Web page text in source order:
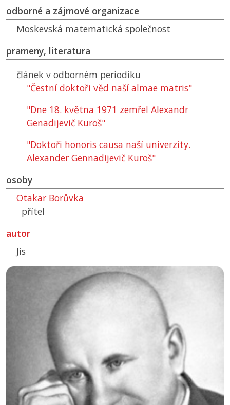
odborné a zájmové organizace
Moskevská matematická společnost
prameny, literatura
článek v odborném periodiku
"Čestní doktoři věd naší almae matris"
"Dne 18. května 1971 zemřel Alexandr
Genadijevič Kuroš"
"Doktoři honoris causa naší univerzity.
Alexander Gennadijevič Kuroš"
osoby
Otakar Borůvka
přítel
autor
Jis